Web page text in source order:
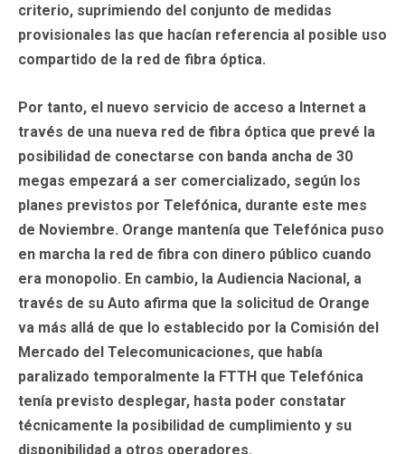
criterio, suprimiendo del conjunto de medidas
provisionales las que hacían referencia al posible uso
compartido de la red de fibra óptica.
Por tanto, el nuevo servicio de acceso a Internet a
través de una nueva red de fibra óptica que prevé la
posibilidad de conectarse con banda ancha de 30
megas empezará a ser comercializado, según los
planes previstos por Telefónica, durante este mes
de Noviembre. Orange mantenía que Telefónica puso
en marcha la red de fibra con dinero público cuando
era monopolio. En cambio, la Audiencia Nacional, a
través de su Auto afirma que la solicitud de Orange
va más allá de que lo establecido por la Comisión del
Mercado del Telecomunicaciones, que había
paralizado temporalmente la FTTH que Telefónica
tenía previsto desplegar, hasta poder constatar
técnicamente la posibilidad de cumplimiento y su
disponibilidad a otros operadores.